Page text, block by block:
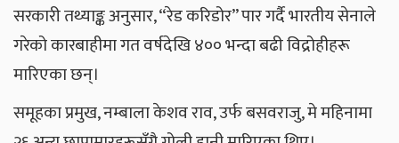
सरकारी तथ्याङ्क अनुसार, “रेड करिडोर” पार गर्दै भारतीय सेनाले
गरेको कारबाहीमा गत वर्षदेखि ४०० भन्दा बढी विद्रोहीहरू
मारिएका छन्।
समूहका प्रमुख, नम्बाला केशव राव, उर्फ ​​बसवराजु, मे महिनामा